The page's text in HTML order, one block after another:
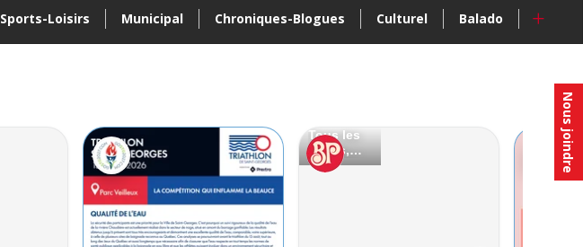
Nous joindre
Sports-Loisirs Municipal Chroniques-Blogues Culturel Balado +